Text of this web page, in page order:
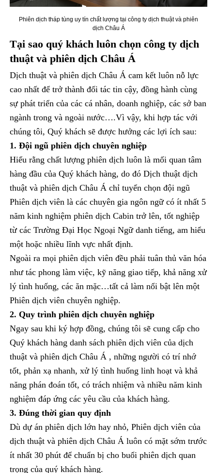
Phiên dịch tháp tùng uy tín chất lượng tại công ty dịch thuật và phiên
dịch Châu Á
Tại sao quý khách luôn chọn công ty dịch
thuật và phiên dịch Châu Á
Dịch thuật và phiên dịch Châu Á cam kết luôn nỗ lực
cao nhất để trở thành đối tác tin cậy, đồng hành cùng
sự phát triển của các cá nhân, doanh nghiệp, các sở ban
ngành trong và ngoài nước….Vì vậy, khi hợp tác với
chúng tôi, Quý khách sẽ được hưởng các lợi ích sau:
1. Đội ngũ phiên dịch chuyên nghiệp
Hiểu rằng chất lượng phiên dịch luôn là mối quan tâm
hàng đầu của Quý khách hàng, do đó Dịch thuật dịch
thuật và phiên dịch Châu Á chỉ tuyển chọn đội ngũ
Phiên dịch viên là các chuyên gia ngôn ngữ có ít nhất 5
năm kinh nghiệm phiên dịch Cabin trở lên, tốt nghiệp
từ các Trường Đại Học Ngoại Ngữ danh tiếng, am hiểu
một hoặc nhiều lĩnh vực nhất định.
Ngoài ra mọi phiên dịch viên đều phải tuân thủ văn hóa
như tác phong làm việc, kỹ năng giao tiếp, khả năng xử
lý tình huống, các ăn mặc…tất cả làm nổi bật lên một
Phiên dịch viên chuyên nghiệp.
2. Quy trình phiên dịch chuyên nghiệp
Ngay sau khi ký hợp đồng, chúng tôi sẽ cung cấp cho
Quý khách hàng danh sách phiên dịch viên của dịch
thuật và phiên dịch Châu Á , những người có trí nhớ
tốt, phản xạ nhanh, xử lý tình huống linh hoạt và khả
năng phán đoán tốt, có trách nhiệm và nhiều năm kinh
nghiệm đáp ứng các yêu cầu của khách hàng.
3. Đúng thời gian quy định
Dù dự án phiên dịch lớn hay nhỏ, Phiên dịch viên của
dịch thuật và phiên dịch Châu Á luôn có mặt sớm trước
ít nhất 30 phút để chuẩn bị cho buổi phiên dịch quan
trọng của quý khách hàng.